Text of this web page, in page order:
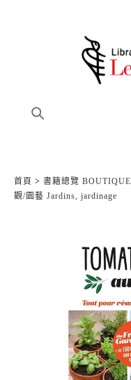
首頁 > 書籍總覽 BOUTIQUE
觀/園藝 Jardins, jardinage